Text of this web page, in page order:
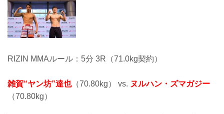
RIZIN MMAルール：5分 3R（71.0kg契約）
雑賀“ヤン坊”達也（70.80kg） vs. ヌルハン・ズマガジー
（70.80kg）